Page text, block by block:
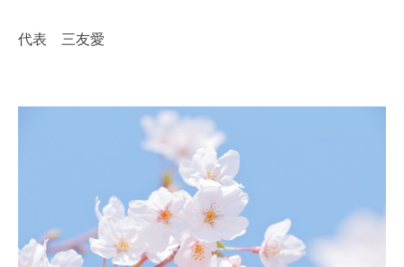
代表 三友愛